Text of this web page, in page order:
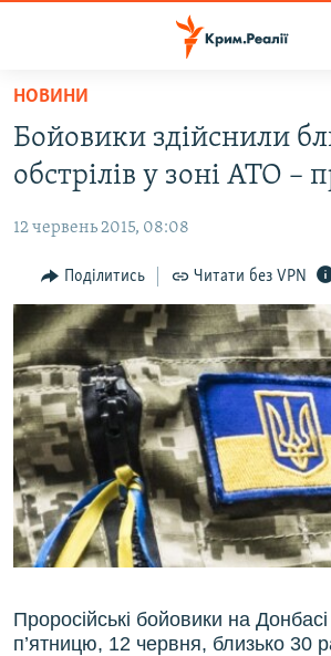
Перейти
основного
матеріалу
Перейти
до
навігації
Перейти
до
пошуку
ВОДА.КРИМ
ВІДЕО ТА ФОТО
ПОЛІТИКА
БЛОГИ
ПОГЛЯД
ІНТЕРВ'Ю
ВСЕ ЗА ДЕНЬ
СПЕЦПРОЕКТИ
ДЕПОРТАЦІЯ
ВІДЕОУРОКИ «ELIFBE»
СВІДЧЕННЯ ОКУПАЦІЇ
ІНФОГРАФІКА
ЯК ОБІЙТИ БЛОКУВАННЯ
Русский
Qırımtatar
ДОЛУЧАЙСЯ!
НОВИНИ
Бойовики здійснили
обстрілів у зоні АТО –
12 червень 2015, 08:08
Поділитись Читати без VPN
Проросійські бойовики на Донбасі
п’ятницю, 12 червня, близько 30